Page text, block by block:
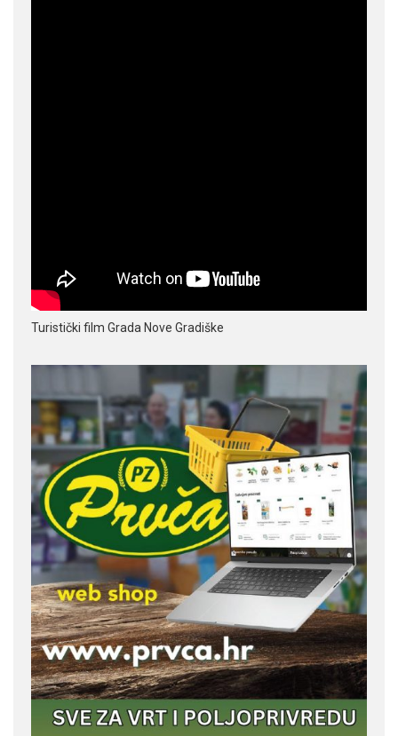
Turistički film Grada Nove Gradiške